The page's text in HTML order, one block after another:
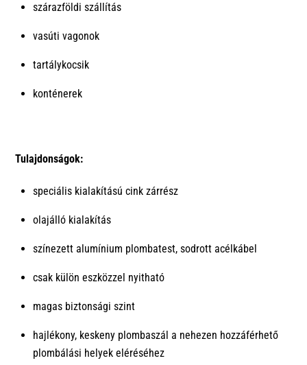
szárazföldi szállítás
vasúti vagonok
tartálykocsik
konténerek
Tulajdonságok:
speciális kialakítású cink zárrész
olajálló kialakítás
színezett alumínium plombatest, sodrott acélkábel
csak külön eszközzel nyitható
magas biztonsági szint
hajlékony, keskeny plombaszál a nehezen hozzáférhető
plombálási helyek eléréséhez